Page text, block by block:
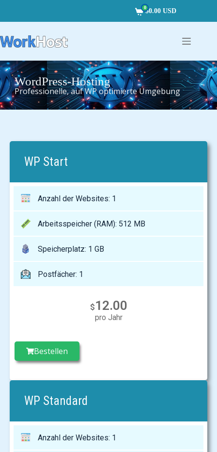
0$0.00 USD
WordPress-Hosting
Professionelle, auf WP optimierte Umgebung
WP Start
Anzahl der Websites: 1
Arbeitsspeicher (RAM): 512 MB
Speicherplatz: 1 GB
Postfächer: 1
$12.00
pro Jahr
Bestellen
WP Standard
Anzahl der Websites: 1